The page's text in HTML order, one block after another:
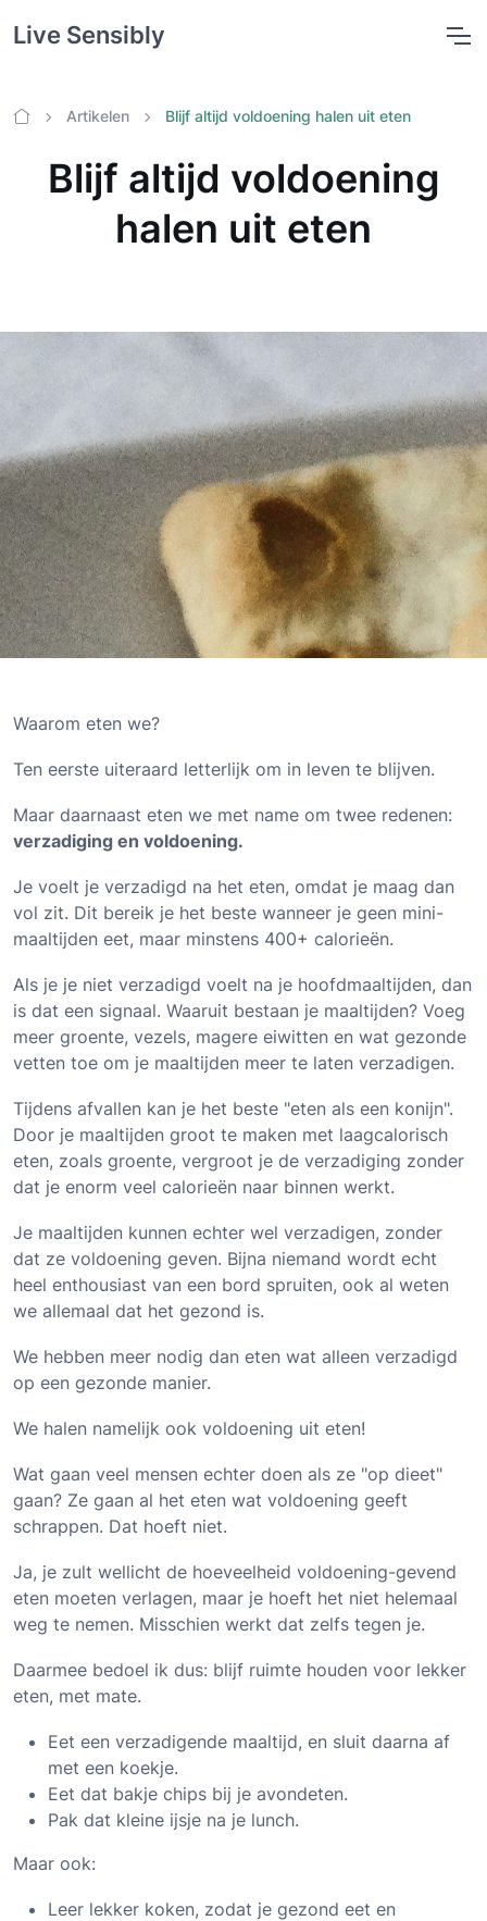
Live Sensibly
Home
Artikelen Blijf altijd voldoening halen uit eten
Blijf altijd voldoening
halen uit eten
Waarom eten we?
Ten eerste uiteraard letterlijk om in leven te blijven.
Maar daarnaast eten we met name om twee redenen:
verzadiging en voldoening.
Je voelt je verzadigd na het eten, omdat je maag dan
vol zit. Dit bereik je het beste wanneer je geen mini-
maaltijden eet, maar minstens 400+ calorieën.
Als je je niet verzadigd voelt na je hoofdmaaltijden, dan
is dat een signaal. Waaruit bestaan je maaltijden? Voeg
meer groente, vezels, magere eiwitten en wat gezonde
vetten toe om je maaltijden meer te laten verzadigen.
Tijdens afvallen kan je het beste "eten als een konijn".
Door je maaltijden groot te maken met laagcalorisch
eten, zoals groente, vergroot je de verzadiging zonder
dat je enorm veel calorieën naar binnen werkt.
Je maaltijden kunnen echter wel verzadigen, zonder
dat ze voldoening geven. Bijna niemand wordt echt
heel enthousiast van een bord spruiten, ook al weten
we allemaal dat het gezond is.
We hebben meer nodig dan eten wat alleen verzadigd
op een gezonde manier.
We halen namelijk ook voldoening uit eten!
Wat gaan veel mensen echter doen als ze "op dieet"
gaan? Ze gaan al het eten wat voldoening geeft
schrappen. Dat hoeft niet.
Ja, je zult wellicht de hoeveelheid voldoening-gevend
eten moeten verlagen, maar je hoeft het niet helemaal
weg te nemen. Misschien werkt dat zelfs tegen je.
Daarmee bedoel ik dus: blijf ruimte houden voor lekker
eten, met mate.
Eet een verzadigende maaltijd, en sluit daarna af
met een koekje.
Eet dat bakje chips bij je avondeten.
Pak dat kleine ijsje na je lunch.
Maar ook:
Leer lekker koken, zodat je gezond eet en